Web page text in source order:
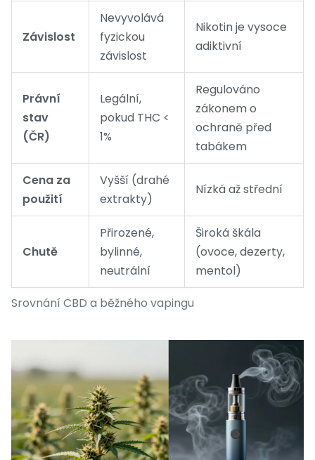
Srovnání CBD a běžného vapingu
Závislost
Nevyvolává
fyzickou
závislost
Nikotin je vysoce
adiktivní
Právní
stav
(ČR)
Legální,
pokud THC <
1%
Regulováno
zákonem o
ochraně před
tabákem
Cena za
použití
Vyšší (drahé
extrakty)
Nízká až střední
Chutě
Přirozené,
bylinné,
neutrální
Široká škála
(ovoce, dezerty,
mentol)